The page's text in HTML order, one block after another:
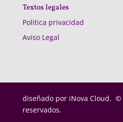
Textos legales
Politica privacidad
Aviso Legal
diseñado por iNova Cloud. ©
reservados.